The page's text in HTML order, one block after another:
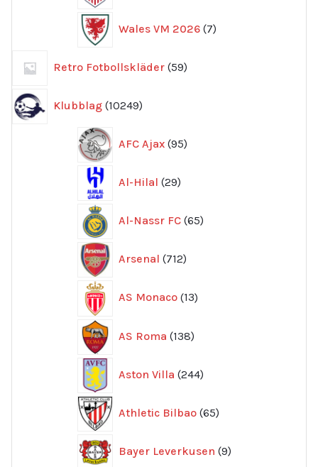
Wales VM 2026 7
produkter
Retro Fotbollskläder 59
produkter
Klubblag 10249
produkter
AFC Ajax 95
produkter
Al-Hilal 29
produkter
Al-Nassr FC 65
produkter
Arsenal 712
produkter
AS Monaco 13
produkter
AS Roma 138
produkter
Aston Villa 244
produkter
Athletic Bilbao 65
produkter
Bayer Leverkusen 9
produkter